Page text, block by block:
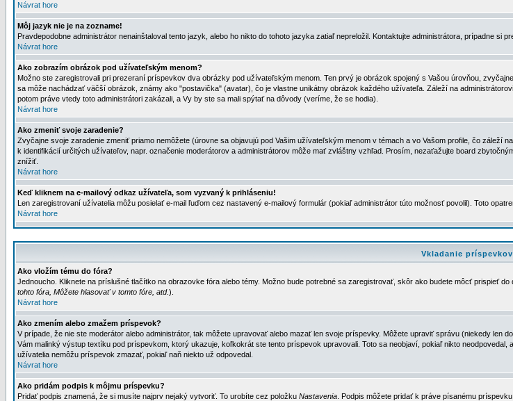
Návrat hore
Môj jazyk nie je na zozname!
Pravdepodobne administrátor nenainštaloval tento jazyk, alebo ho nikto do tohoto jazyka zatiaľ nepreložil. Kontaktujte administrátora, prípadne si
Návrat hore
Ako zobrazím obrázok pod užívateľským menom?
Možno ste zaregistrovali pri prezeraní príspevkov dva obrázky pod užívateľským menom. Ten prvý je obrázok spojený s Vašou úrovňou,
sa môže nachádzať väčší obrázok, známy ako "postavička" (avatar), čo je vlastne unikátny obrázok každého užívateľa. Záleží na
potom práve vtedy toto administrátori zakázali, a Vy by ste sa mali spýtať na dôvody (veríme, že se hodia).
Návrat hore
Ako zmeniť svoje zaradenie?
Zvyčajne svoje zaradenie zmeniť priamo nemôžete (úrovne sa objavujú pod Vašim užívateľským menom v témach a vo Vašom profile, čo
k identifikácií určitých užívateľov, napr. označenie moderátorov a administrátorov môže mať zvláštny vzhľad. Prosím, nezaťažujte board
znížiť.
Návrat hore
Keď kliknem na e-mailový odkaz užívateľa, som vyzvaný k prihláseniu!
Len zaregistrovaní užívatelia môžu posielať e-mail ľuďom cez nastavený e-mailový formulár (pokiaľ administrátor túto možnosť povolil). Toto
Návrat hore
Vkladanie príspevkov
Ako vložím tému do fóra?
Jednoucho. Kliknete na príslušné tlačítko na obrazovke fóra alebo témy. Možno bude potrebné sa zaregistrovať, skôr ako budete môcť prispieť
tohto fóra, Môžete hlasovať v tomto fóre, atd.).
Návrat hore
Ako zmením alebo zmažem príspevok?
V prípade, že nie ste moderátor alebo administrátor, tak môžete upravovať alebo mazať len svoje príspevky. Môžete upraviť správu (niekedy len
Vám malinký výstup textíku pod príspevkom, ktorý ukazuje, koľkokrát ste tento príspevok upravovali. Toto sa neobjaví, pokiaľ nikto
užívatelia nemôžu príspevok zmazať, pokiaľ naň niekto už odpovedal.
Návrat hore
Ako pridám podpis k môjmu príspevku?
Pridať podpis znamená, že si musíte najprv nejaký vytvoriť. To urobíte cez položku Nastavenia . Podpis môžete pridať k práve písanému